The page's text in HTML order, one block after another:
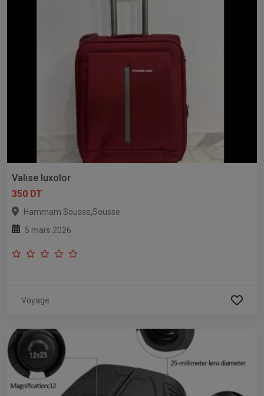
Valise luxolor
350 DT
Hammam Sousse,Sousse
5 mars 2026
Voyage